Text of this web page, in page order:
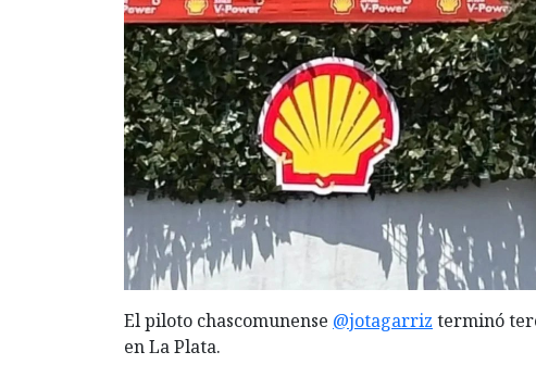
El piloto chascomunense @jotagarriz terminó
en La Plata.